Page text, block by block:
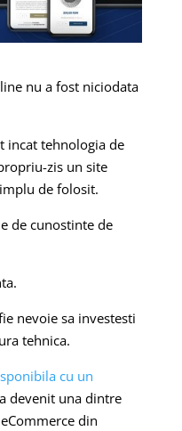
nu a fost niciodata
incat tehnologia de
zis un site
de folosit.
de cunostinte de
nevoie sa investesti
tehnica.
cu un
devenit una dintre
din